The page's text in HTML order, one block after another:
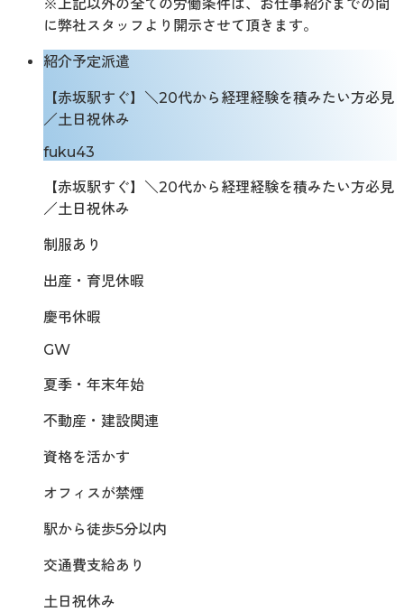
※上記以外の全ての労働条件は、お仕事紹介までの間
に弊社スタッフより開示させて頂きます。
紹介予定派遣
【赤坂駅すぐ】＼20代から経理経験を積みたい方必見
／土日祝休み
fuku43
【赤坂駅すぐ】＼20代から経理経験を積みたい方必見
／土日祝休み
制服あり
出産・育児休暇
慶弔休暇
GW
夏季・年末年始
不動産・建設関連
資格を活かす
オフィスが禁煙
駅から徒歩5分以内
交通費支給あり
土日祝休み